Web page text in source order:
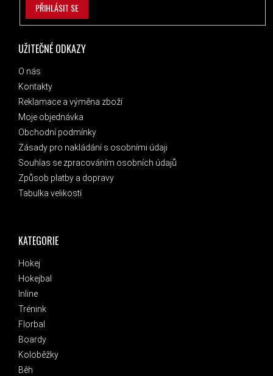
KATEGORIE
Hokej
Hokejbal
Inline
Trénink
Florbal
Boardy
Koloběžky
Běh
UŽITEČNÉ ODKAZY
O nás
Kontakty
Reklamace a výměna zboží
Moje objednávka
Obchodní podmínky
Zásady pro nakládání s osobními údaji
Souhlas se zpracováním osobních údajů
Způsob platby a dopravy
Tabulka velikostí
PŘIHLÁSIT SE